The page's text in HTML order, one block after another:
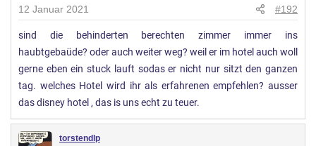
n
g
e
n
:
12 Januar 2021 #192
sind die behinderten berechten zimmer immer ins
haubtgebaüde? oder auch weiter weg? weil er im hotel auch woll
gerne eben ein stuck lauft sodas er nicht nur sitzt den ganzen
tag. welches Hotel wird ihr als erfahrenen empfehlen? ausser
das disney hotel , das is uns echt zu teuer.
torstendlp